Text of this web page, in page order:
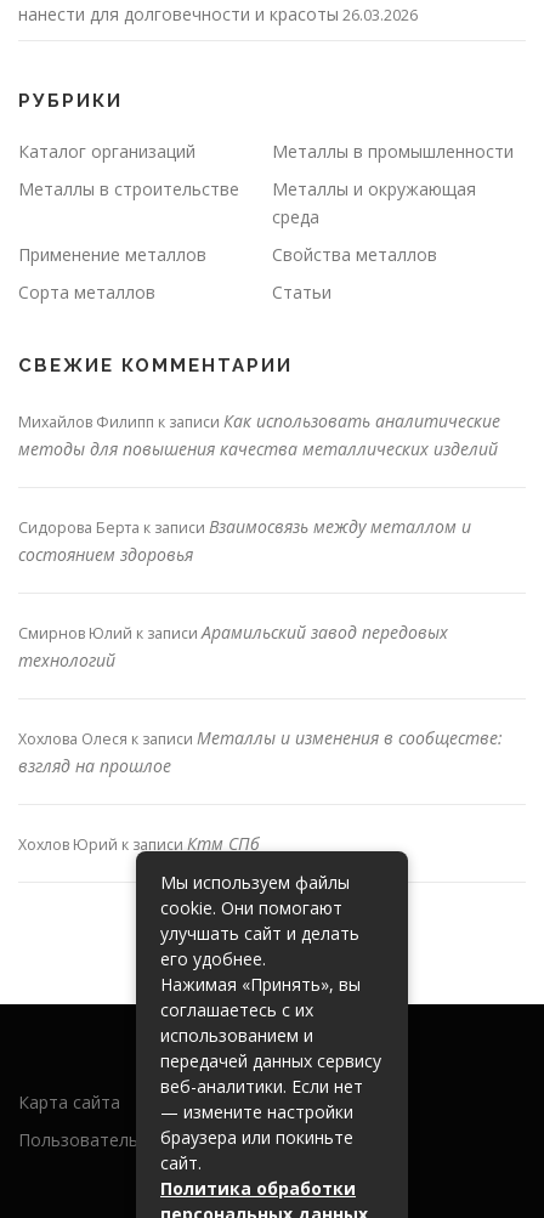
нанести для долговечности и красоты 26.03.2026
РУБРИКИ
Каталог организаций
Металлы в промышленности
Металлы в строительстве
Металлы и окружающая
среда
Применение металлов
Свойства металлов
Сорта металлов
Статьи
СВЕЖИЕ КОММЕНТАРИИ
Михайлов Филипп к записи Как использовать аналитические
методы для повышения качества металлических изделий
Сидорова Берта к записи Взаимосвязь между металлом и
состоянием здоровья
Смирнов Юлий к записиАрамильский завод передовых
технологий
Хохлова Олеся к записи Металлы и изменения в сообществе:
взгляд на прошлое
Хохлов Юрий к записи Ктм СПб
Карта сайта
Пользовательское соглашение
Мы используем файлы
cookie. Они помогают
улучшать сайт и делать
его удобнее.
Нажимая «Принять», вы
соглашаетесь с их
использованием и
передачей данных сервису
веб-аналитики. Если нет
— измените настройки
браузера или покиньте
сайт.
Политика обработки